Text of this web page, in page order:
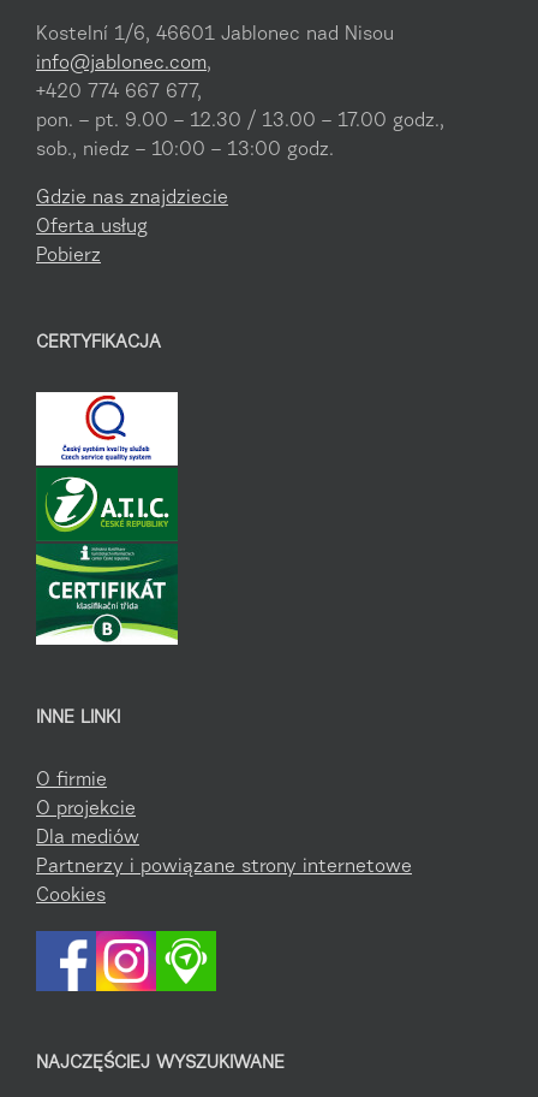
Kostelní 1/6, 46601 Jablonec nad Nisou
info@jablonec.com,
+420 774 667 677,
pon. – pt. 9.00 – 12.30 / 13.00 – 17.00 godz.,
sob., niedz – 10:00 – 13:00 godz.
Gdzie nas znajdziecie
Oferta usług
Pobierz
CERTYFIKACJA
INNE LINKI
O firmie
O projekcie
Dla mediów
Partnerzy i powiązane strony internetowe
Cookies
NAJCZĘŚCIEJ WYSZUKIWANE